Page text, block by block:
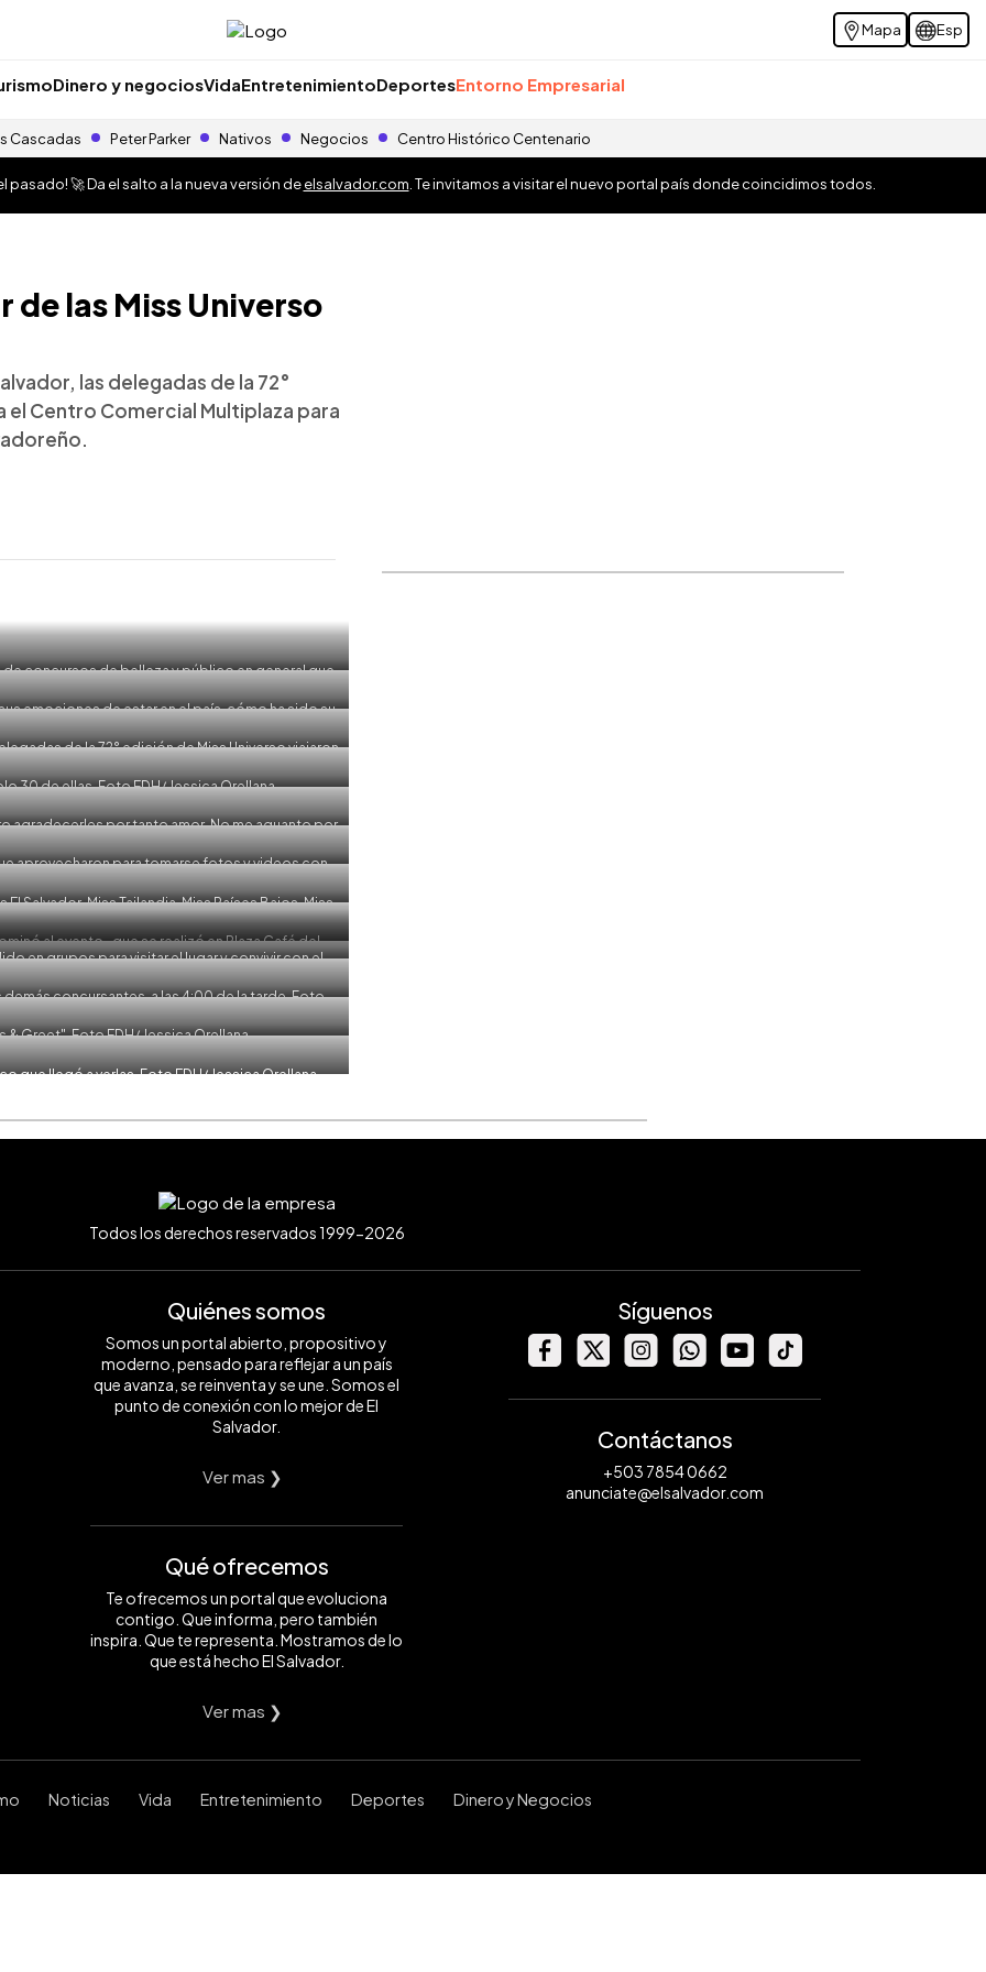
Mapa Esp
Dinero y negociosVidaEntretenimientoDeportesEntorno Empresarial
Cascadas Peter Parker Nativos Negocios Centro Histórico Centenario
pasado! 🚀 Da el salto a la nueva versión deelsalvador.com . Te invitamos a visitar el nuevo portal país donde coincidimos todos.
las Miss Universo
las delegadas de la 72°
el Centro Comercial Multiplaza para
WhatsApp
Copiar link
concursos de belleza y público en general que
a la corona. Foto EDH/ Jessica Orellana
emociones de estar en el país, cómo ha sido su
belleza. Foto EDH/ Jessica Orellana
de la 72° edición de Miss Universo viajaron
ameno con el público salvadoreño. Foto EDH/
30 de ellas. Foto EDH/ Jessica Orellana
agradecerles por tanto amor. No me aguanto por
Miss India, Foto EDH/ Jessica Orellana
aprovecharon para tomarse fotos y videos con
Orellana
Salvador, Miss Tailandia, Miss Países Bajos, Miss
Miss Angola, Miss Líbano, Miss Alemania, Miss
otras. Foto EDH/ Jessica Orellana
al evento- que se realizó en Plaza Café del
EDH/ Jessica Orellana
en grupos para visitar el lugar y convivir con el
Jessica Orellana
concursantes, a las 4:00 de la tarde. Foto
Orellana
& Greet". Foto EDH/ Jessica Orellana
llegó a verlas. Foto EDH/ Jessica Orellana
Todos los derechos reservados 1999-2026
Quiénes somos
Somos un portal abierto, propositivo y
moderno, pensado para reflejar a un país
que avanza, se reinventa y se une. Somos el
punto de conexión con lo mejor de El
Salvador.
Ver mas ❯
Qué ofrecemos
Te ofrecemos un portal que evoluciona
contigo. Que informa, pero también
inspira. Que te representa. Mostramos de lo
que está hecho El Salvador.
Ver mas ❯
Síguenos
Contáctanos
+503 7854 0662
anunciate@elsalvador.com
Noticias Vida Entretenimiento Deportes Dinero y Negocios